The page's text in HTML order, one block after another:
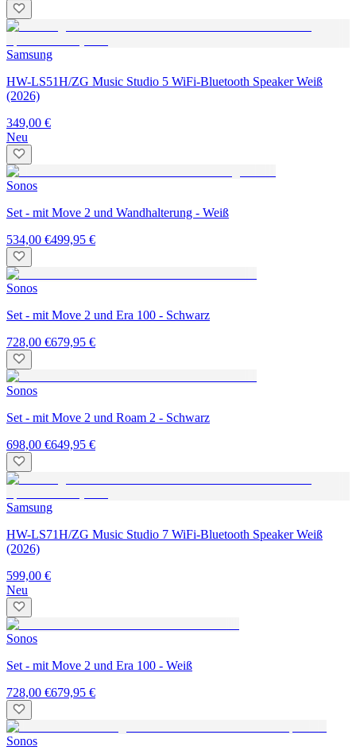
Samsung
HW-LS51H/ZG Music Studio 5 WiFi-Bluetooth Speaker Weiß
(2026)
349,00 €
Neu
Sonos
Set - mit Move 2 und Wandhalterung - Weiß
534,00 €499,95 €
Sonos
Set - mit Move 2 und Era 100 - Schwarz
728,00 €679,95 €
Sonos
Set - mit Move 2 und Roam 2 - Schwarz
698,00 €649,95 €
Samsung
HW-LS71H/ZG Music Studio 7 WiFi-Bluetooth Speaker Weiß
(2026)
599,00 €
Neu
Sonos
Set - mit Move 2 und Era 100 - Weiß
728,00 €679,95 €
Sonos